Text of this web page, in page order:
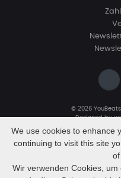
© 2026
Designed by
We use cookies to enhance
continuing to visit this site
of
Wir verwenden Cookies,